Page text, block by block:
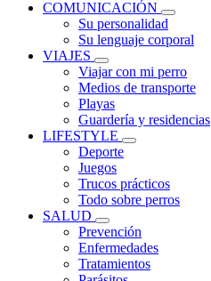
COMUNICACIÓN
Su personalidad
Su lenguaje corporal
VIAJES
Viajar con mi perro
Medios de transporte
Playas
Guardería y residencias
LIFESTYLE
Deporte
Juegos
Trucos prácticos
Todo sobre perros
SALUD
Prevención
Enfermedades
Tratamientos